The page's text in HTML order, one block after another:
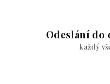
Odeslání do
každý